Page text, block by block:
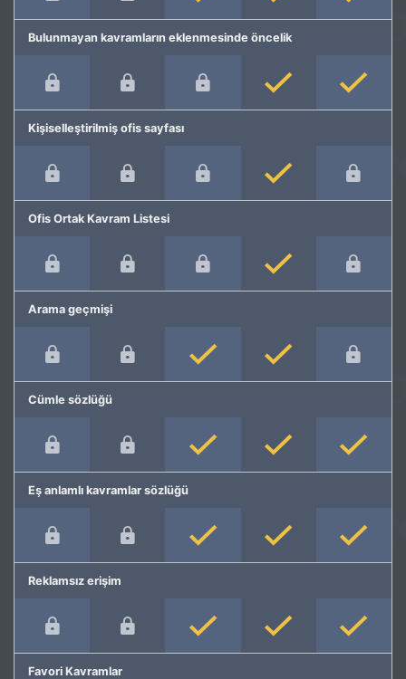
Bulunmayan kavramların eklenmesinde öncelik
Kişiselleştirilmiş ofis sayfası
Ofis Ortak Kavram Listesi
Arama geçmişi
Cümle sözlüğü
Eş anlamlı kavramlar sözlüğü
Reklamsız erişim
Favori Kavramlar